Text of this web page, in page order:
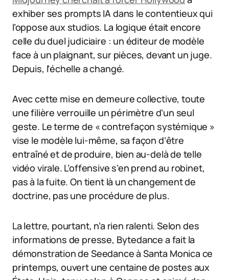
exhiber ses prompts IA dans le contentieux qui
l’oppose aux studios. La logique était encore
celle du duel judiciaire : un éditeur de modèle
face à un plaignant, sur pièces, devant un juge.
Depuis, l’échelle a changé.
Avec cette mise en demeure collective, toute
une filière verrouille un périmètre d’un seul
geste. Le terme de « contrefaçon systémique »
vise le modèle lui-même, sa façon d’être
entraîné et de produire, bien au-delà de telle
vidéo virale. L’offensive s’en prend au robinet,
pas à la fuite. On tient là un changement de
doctrine, pas une procédure de plus.
La lettre, pourtant, n’a rien ralenti. Selon des
informations de presse, Bytedance a fait la
démonstration de Seedance à Santa Monica ce
printemps, ouvert une centaine de postes aux